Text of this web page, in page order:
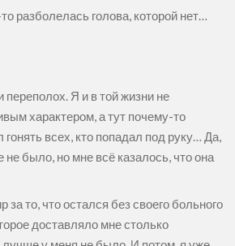
разболелась голова, которой нет…
переполох. Я и в той жизни не
характером, а тут почему-то
всех, кто попадал под руку… Да,
не было, но мне всё казалось, что она
то, что остался без своего больного
доставляло мне столько